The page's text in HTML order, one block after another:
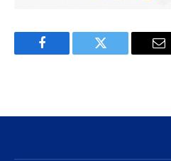
Facebook Twitter
E-